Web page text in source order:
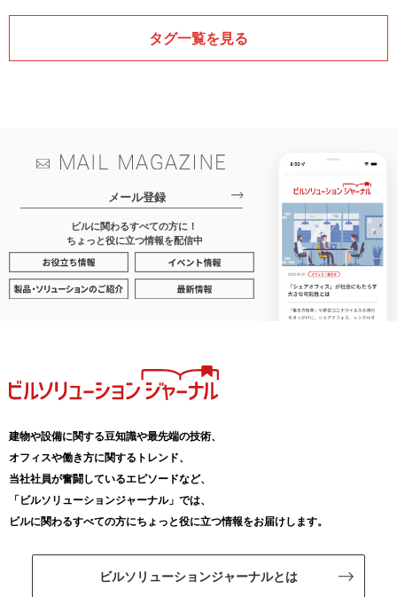
タグ一覧を見る
メール登録
ビルに関わるすべての方に！
ちょっと役に立つ情報を配信中
建物や設備に関する豆知識や最先端の技術、
オフィスや働き方に関するトレンド、
当社社員が奮闘しているエピソードなど、
「ビルソリューションジャーナル」では、
ビルに関わるすべての方にちょっと役に立つ情報をお届けします。
ビルソリューションジャーナルとは